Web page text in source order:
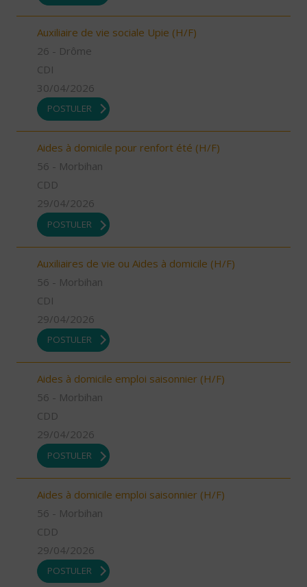
Auxiliaire de vie sociale Upie (H/F)
26 - Drôme
CDI
30/04/2026
POSTULER
Aides à domicile pour renfort été (H/F)
56 - Morbihan
CDD
29/04/2026
POSTULER
Auxiliaires de vie ou Aides à domicile (H/F)
56 - Morbihan
CDI
29/04/2026
POSTULER
Aides à domicile emploi saisonnier (H/F)
56 - Morbihan
CDD
29/04/2026
POSTULER
Aides à domicile emploi saisonnier (H/F)
56 - Morbihan
CDD
29/04/2026
POSTULER